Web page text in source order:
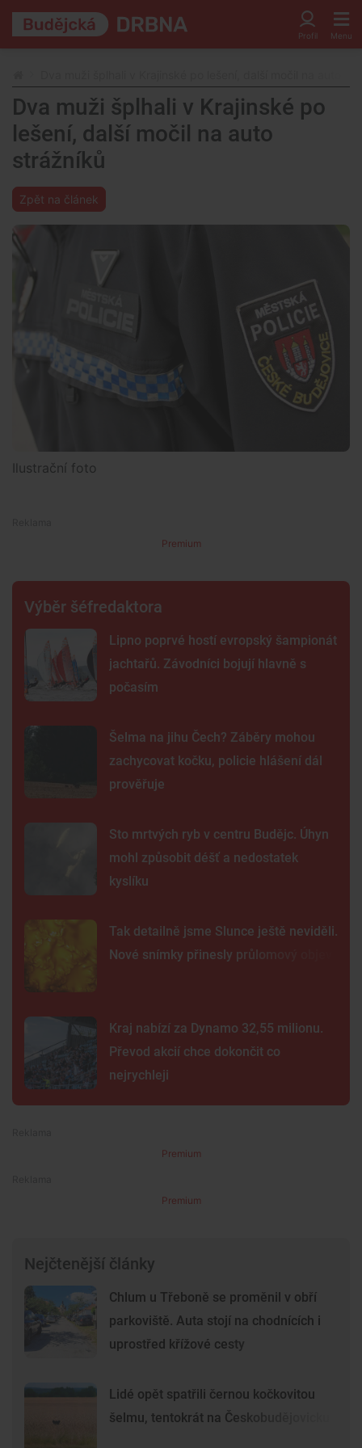
Dva muži šplhali v Krajinské po
lešení, další močil na auto
strážníků
Zpět na článek
Ilustrační foto
Premium
Výběr šéfredaktora
Lipno poprvé hostí evropský šampionát
jachtařů. Závodníci bojují hlavně s
počasím
Šelma na jihu Čech? Záběry mohou
zachycovat kočku, policie hlášení dál
prověřuje
Sto mrtvých ryb v centru Budějc. Úhyn
mohl způsobit déšť a nedostatek
kyslíku
Tak detailně jsme Slunce ještě neviděli.
Nové snímky přinesly průlomový objev
Kraj nabízí za Dynamo 32,55 milionu.
Převod akcií chce dokončit co
nejrychleji
Premium
Premium
Nejčtenější články
Chlum u Třeboně se proměnil v obří
parkoviště. Auta stojí na chodnících i
uprostřed křížové cesty
Lidé opět spatřili černou kočkovitou
šelmu, tentokrát na Českobudějovicku